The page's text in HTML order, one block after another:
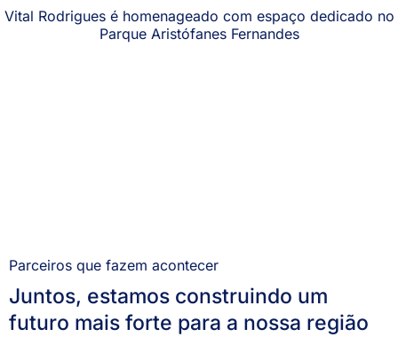
Vital Rodrigues é homenageado com espaço dedicado no
Parque Aristófanes Fernandes
Parceiros que fazem acontecer
Juntos, estamos construindo um
futuro mais forte para a nossa região